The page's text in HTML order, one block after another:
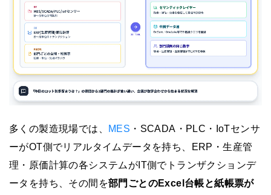
多くの製造現場では、 MES ・SCADA・PLC・IoTセンサ
ーがOT側でリアルタイムデータを持ち、ERP・生産管
理・原価計算の各システムがIT側でトランザクションデ
ータを持ち、その間を部門ごとのExcel台帳と紙帳票が